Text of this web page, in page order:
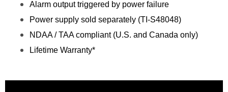
Alarm output triggered by power failure
Power supply sold separately (TI-S48048)
NDAA / TAA compliant (U.S. and Canada only)
Lifetime Warranty*